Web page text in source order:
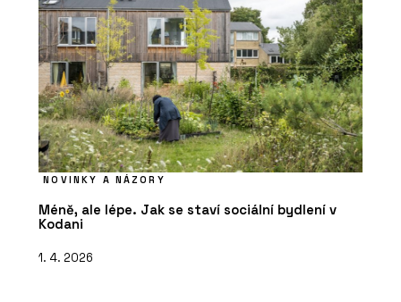
NOVINKY A NÁZORY
Méně, ale lépe. Jak se staví sociální bydlení v
Kodani
1. 4. 2026